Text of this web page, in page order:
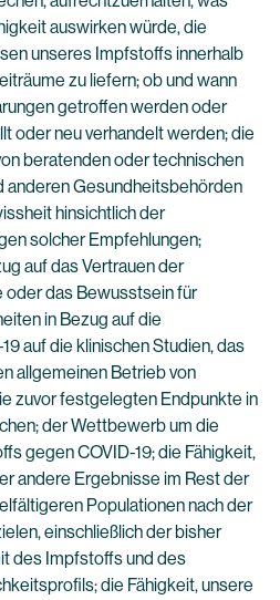
auswirken würde, die
unseres Impfstoffs innerhalb
zu liefern; ob und wann
getroffen werden oder
oder neu verhandelt werden; die
beratenden oder technischen
anderen Gesundheitsbehörden
hinsichtlich der
solcher Empfehlungen;
auf das Vertrauen der
das Bewusstsein für
in Bezug auf die
auf die klinischen Studien, das
allgemeinen Betrieb von
zuvor festgelegten Endpunkte in
der Wettbewerb um die
gegen COVID-19; die Fähigkeit,
andere Ergebnisse im Rest der
Populationen nach der
einschließlich der bisher
des Impfstoffs und des
die Fähigkeit, unsere